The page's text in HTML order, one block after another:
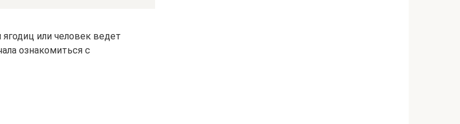
или человек ведет
ознакомиться с